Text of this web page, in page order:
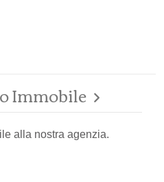
Immobile
alla nostra agenzia.